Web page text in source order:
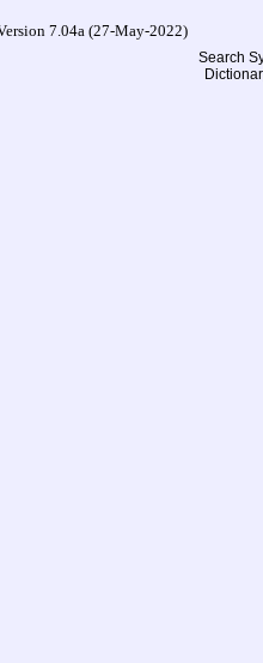
7.04a (27-May-2022)
Search